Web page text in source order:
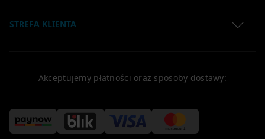
Akceptujemy płatności oraz sposoby dostawy:
Polityka Prywatności
Regulamin newslettera
Polityka Cookies
STREFA KLIENTA
Formy płatności